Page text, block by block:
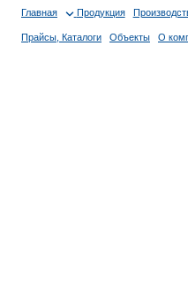
Главная Продукция
Прайсы, Каталоги Объекты О